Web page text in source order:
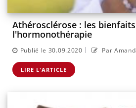
Athérosclérose : les
l'hormonothérapie
Publié le 30.09.2020 | Par
LIRE L'ARTICLE